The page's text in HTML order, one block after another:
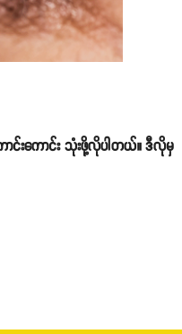
ကောင်း သုံးဖို့လိုပါတယ်။ ဒီလိုမှ